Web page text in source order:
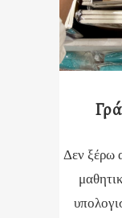
Δεν ξέρω